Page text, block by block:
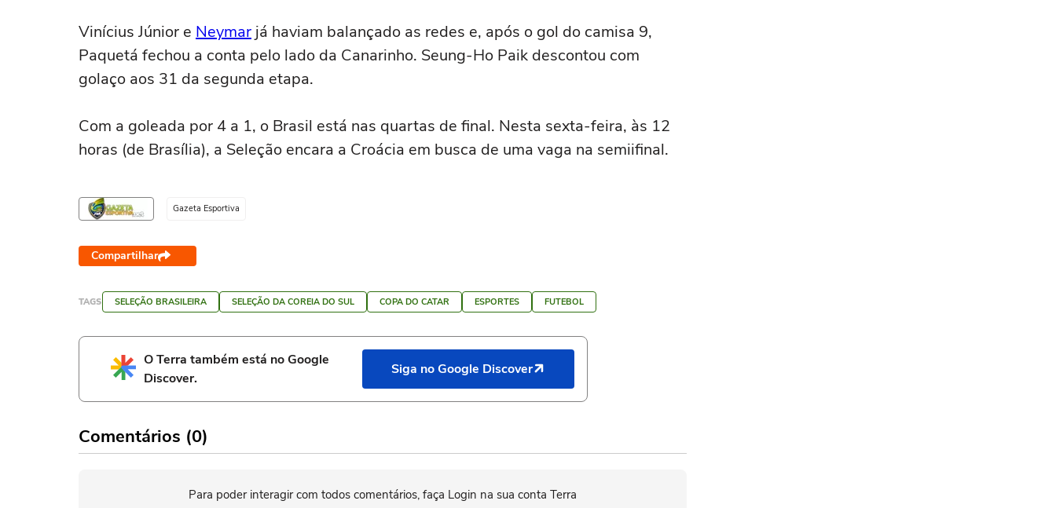
Vinícius Júnior e Neymar já haviam balançado as redes e, após o gol do camisa 9,
Paquetá fechou a conta pelo lado da Canarinho. Seung-Ho Paik descontou com
golaço aos 31 da segunda etapa.
Com a goleada por 4 a 1, o Brasil está nas quartas de final. Nesta sexta-feira, às 12
horas (de Brasília), a Seleção encara a Croácia em busca de uma vaga na semiifinal.
Gazeta Esportiva
Compartilhar
TAGS SELEÇÃO BRASILEIRA SELEÇÃO DA COREIA DO SUL COPA DO CATAR ESPORTES FUTEBOL
O Terra também está no Google
Discover.
Siga no Google Discover
Comentários (0)
Para poder interagir com todos comentários, faça Login na sua conta Terra